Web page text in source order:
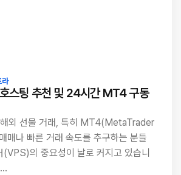
라
스팅 추천 및 24시간 MT4 구동
해외 선물 거래, 특히 MT4(MetaTrader
매나 빠른 거래 속도를 추구하는 분들
(VPS)의 중요성이 날로 커지고 있습니
…